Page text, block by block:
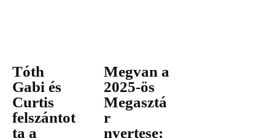
Tóth
Gabi és
Curtis
felszántot
ta a
Megvan a
2025-ös
Megasztá
r
nyertese: